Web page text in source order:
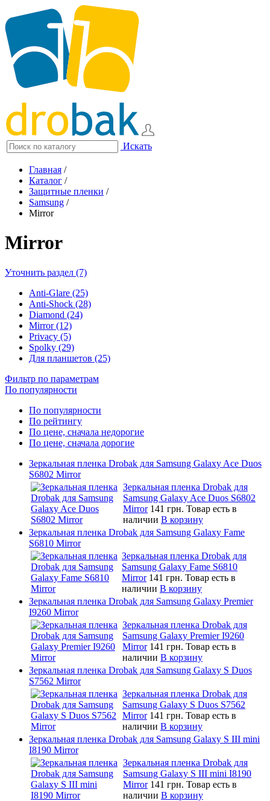
Искать
Главная /
Каталог /
Защитные пленки /
Samsung /
Mirror
Mirror
Уточнить раздел (7)
Anti-Glare (25)
Anti-Shock (28)
Diamond (24)
Mirror (12)
Privacy (5)
Spolky (29)
Для планшетов (25)
Фильтр по параметрам
По популярности
По популярности
По рейтингу
По цене, сначала недорогие
По цене, сначала дорогие
Зеркальная пленка Drobak для Samsung Galaxy Ace Duos
S6802 Mirror
Зеркальная пленка Drobak для
Samsung Galaxy Ace Duos S6802
Mirror 141 грн. Товар есть в
наличии В корзину
Зеркальная пленка Drobak для Samsung Galaxy Fame
S6810 Mirror
Зеркальная пленка Drobak для
Samsung Galaxy Fame S6810
Mirror 141 грн. Товар есть в
наличии В корзину
Зеркальная пленка Drobak для Samsung Galaxy Premier
I9260 Mirror
Зеркальная пленка Drobak для
Samsung Galaxy Premier I9260
Mirror 141 грн. Товар есть в
наличии В корзину
Зеркальная пленка Drobak для Samsung Galaxy S Duos
S7562 Mirror
Зеркальная пленка Drobak для
Samsung Galaxy S Duos S7562
Mirror 141 грн. Товар есть в
наличии В корзину
Зеркальная пленка Drobak для Samsung Galaxy S III mini
I8190 Mirror
Зеркальная пленка Drobak для
Samsung Galaxy S III mini I8190
Mirror 141 грн. Товар есть в
наличии В корзину